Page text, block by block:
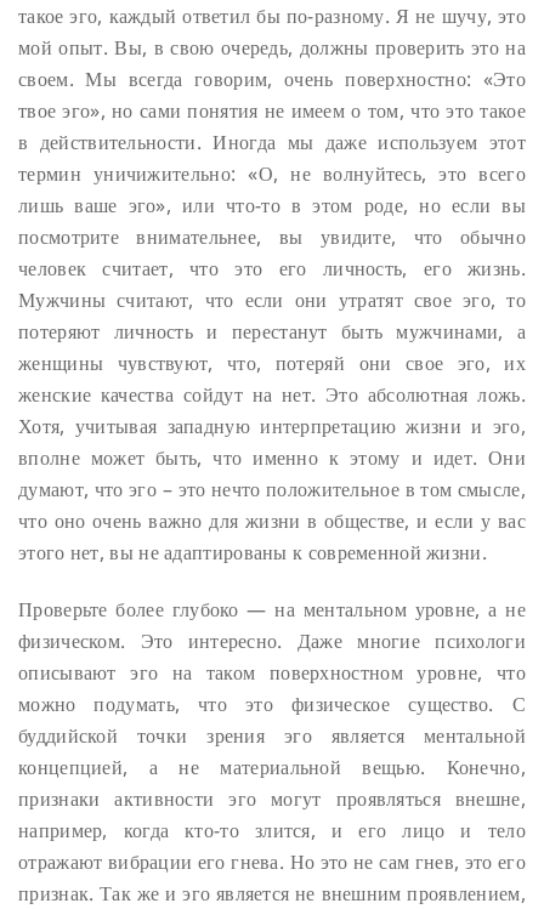
такое эго, каждый ответил бы по-разному. Я не шучу, это
мой опыт. Вы, в свою очередь, должны проверить это на
своем. Мы всегда говорим, очень поверхностно: «Это
твое эго», но сами понятия не имеем о том, что это такое
в действительности. Иногда мы даже используем этот
термин уничижительно: «О, не волнуйтесь, это всего
лишь ваше эго», или что-то в этом роде, но если вы
посмотрите внимательнее, вы увидите, что обычно
человек считает, что это его личность, его жизнь.
Мужчины считают, что если они утратят свое эго, то
потеряют личность и перестанут быть мужчинами, а
женщины чувствуют, что, потеряй они свое эго, их
женские качества сойдут на нет. Это абсолютная ложь.
Хотя, учитывая западную интерпретацию жизни и эго,
вполне может быть, что именно к этому и идет. Они
думают, что эго – это нечто положительное в том смысле,
что оно очень важно для жизни в обществе, и если у вас
этого нет, вы не адаптированы к современной жизни.
Проверьте более глубоко — на ментальном уровне, а не
физическом. Это интересно. Даже многие психологи
описывают эго на таком поверхностном уровне, что
можно подумать, что это физическое существо. С
буддийской точки зрения эго является ментальной
концепцией, а не материальной вещью. Конечно,
признаки активности эго могут проявляться внешне,
например, когда кто-то злится, и его лицо и тело
отражают вибрации его гнева. Но это не сам гнев, это его
признак. Так же и эго является не внешним проявлением,